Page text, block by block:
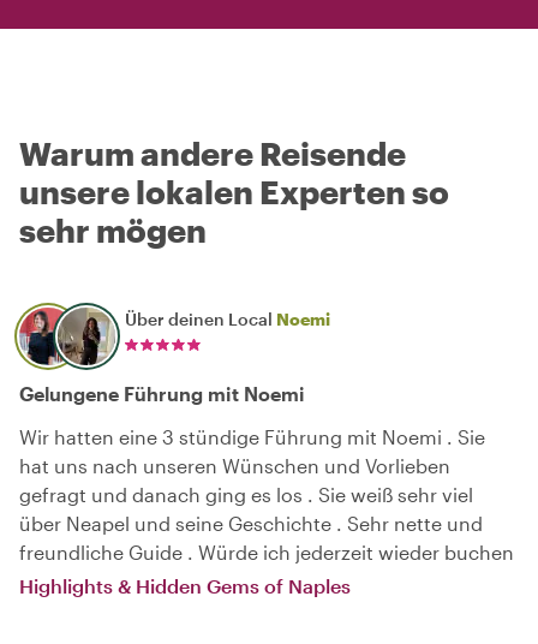
Warum andere Reisende
unsere lokalen Experten so
sehr mögen
Über deinen Local Noemi
Gelungene Führung mit Noemi
Wir hatten eine 3 stündige Führung mit Noemi . Sie
hat uns nach unseren Wünschen und Vorlieben
gefragt und danach ging es los . Sie weiß sehr viel
über Neapel und seine Geschichte . Sehr nette und
freundliche Guide . Würde ich jederzeit wieder buchen
Highlights & Hidden Gems of Naples